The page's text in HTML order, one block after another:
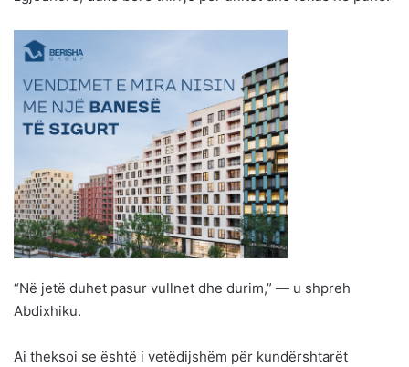
“Në jetë duhet pasur vullnet dhe durim,” — u shpreh
Abdixhiku.
Ai theksoi se është i vetëdijshëm për kundërshtarët